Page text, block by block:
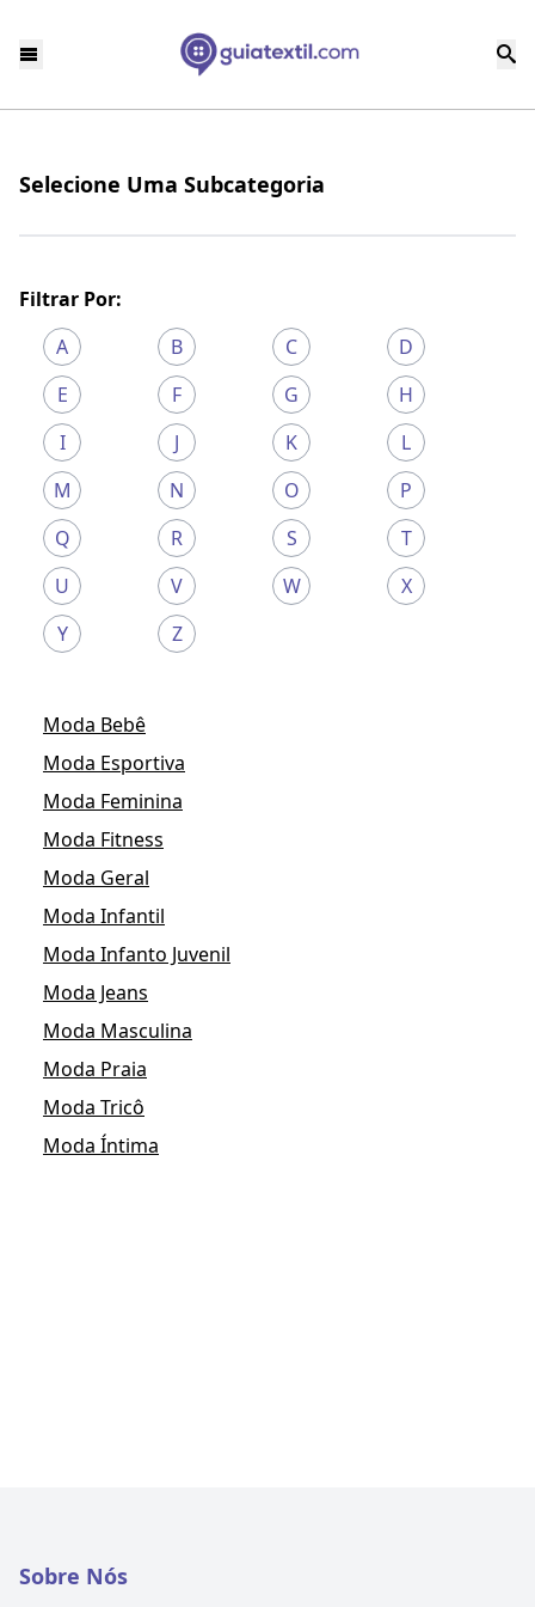
Selecione Uma Subcategoria
Filtrar Por:
A
B C
D
E
F G
H
I
J K
L
M
N O
P
Q
R S
T
U
V W
X
Y
Z
Moda Bebê
Moda Esportiva
Moda Feminina
Moda Fitness
Moda Geral
Moda Infantil
Moda Infanto Juvenil
Moda Jeans
Moda Masculina
Moda Praia
Moda Tricô
Moda Íntima
Sobre Nós